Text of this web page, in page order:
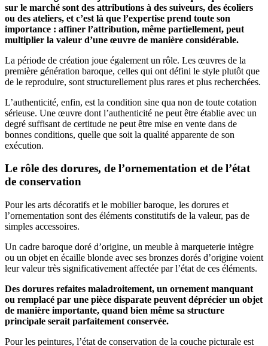
sur le marché sont des attributions à des suiveurs, des écoliers
ou des ateliers, et c’est là que l’expertise prend toute son
importance : affiner l’attribution, même partiellement, peut
multiplier la valeur d’une œuvre de manière considérable.
La période de création joue également un rôle. Les œuvres de la
première génération baroque, celles qui ont défini le style plutôt que
de le reproduire, sont structurellement plus rares et plus recherchées.
L’authenticité, enfin, est la condition sine qua non de toute cotation
sérieuse. Une œuvre dont l’authenticité ne peut être établie avec un
degré suffisant de certitude ne peut être mise en vente dans de
bonnes conditions, quelle que soit la qualité apparente de son
exécution.
Le rôle des dorures, de l’ornementation et de l’état
de conservation
Pour les arts décoratifs et le mobilier baroque, les dorures et
l’ornementation sont des éléments constitutifs de la valeur, pas de
simples accessoires.
Un cadre baroque doré d’origine, un meuble à marqueterie intègre
ou un objet en écaille blonde avec ses bronzes dorés d’origine voient
leur valeur très significativement affectée par l’état de ces éléments.
Des dorures refaites maladroitement, un ornement manquant
ou remplacé par une pièce disparate peuvent déprécier un objet
de manière importante, quand bien même sa structure
principale serait parfaitement conservée.
Pour les peintures, l’état de conservation de la couche picturale est